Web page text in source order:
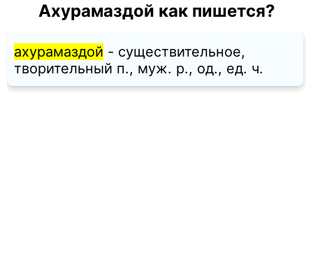
Ахурамаздой как пишется?
ахурамаздой - существительное,
творительный п., муж. p., од., ед. ч.